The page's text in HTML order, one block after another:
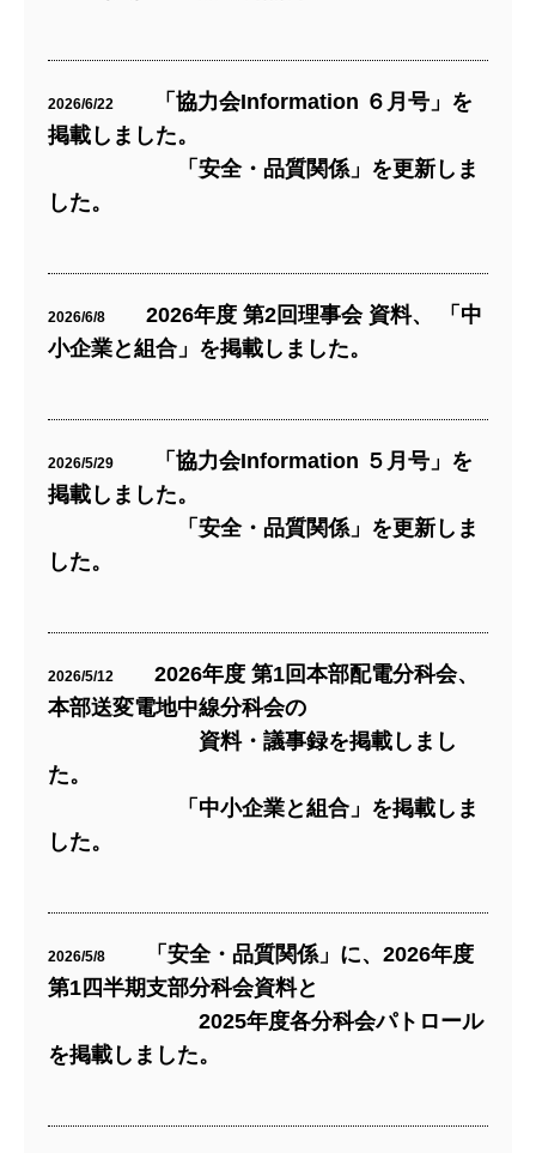
2026/6/22
「協力会Information ６月号」を
掲載しました。
「安全・品質関係」を更新しま
した。
2026/6/8
2026年度 第2回理事会 資料、 「中
小企業と組合」を掲載しました。
2026/5/29
「協力会Information ５月号」を
掲載しました。
「安全・品質関係」を更新しま
した。
2026/5/12
2026年度 第1回本部配電分科会、
本部送変電地中線分科会の
資料・議事録を掲載しまし
た。
「中小企業と組合」を掲載しま
した。
2026/5/8
「安全・品質関係」に、2026年度
第1四半期支部分科会資料と
2025年度各分科会パトロール
を掲載しました。